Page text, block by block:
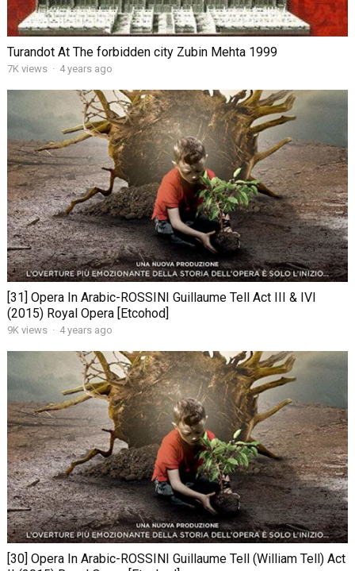
Turandot At The forbidden city Zubin Mehta 1999
7K views · 4 years ago
[31] Opera In Arabic-ROSSINI Guillaume Tell Act III & IVI
(2015) Royal Opera [Etcohod]
9K views · 4 years ago
[30] Opera In Arabic-ROSSINI Guillaume Tell (William Tell) Act